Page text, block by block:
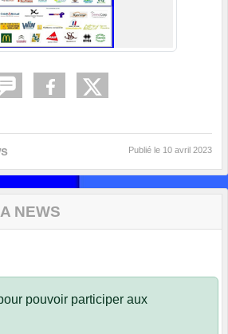
Publié le 10 avril 2023
NEWS
pouvoir participer aux